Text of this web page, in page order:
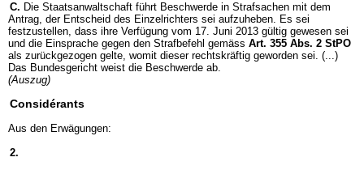
C. Die Staatsanwaltschaft führt Beschwerde in Strafsachen mit dem
Antrag, der Entscheid des Einzelrichters sei aufzuheben. Es sei
festzustellen, dass ihre Verfügung vom 17. Juni 2013 gültig gewesen sei
und die Einsprache gegen den Strafbefehl gemäss Art. 355 Abs. 2 StPO
als zurückgezogen gelte, womit dieser rechtskräftig geworden sei. (...)
Das Bundesgericht weist die Beschwerde ab.
(Auszug)
Considérants
Aus den Erwägungen:
2.